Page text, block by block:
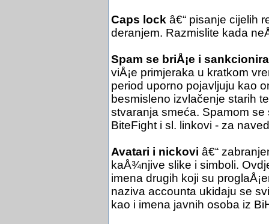
Caps lock â€“ pisanje cijelih
deranjem. Razmislite kada
Spam se briÅ¡e i sankcionira
viÅ¡e primjeraka u kratkom
period uporno pojavljuju kao
besmisleno izvlačenje starih
stvaranja smeća. Spamom
BiteFight i sl. linkovi - za
Avatari i nickovi â€“
kaÅ¾njive slike i simboli.
imena drugih koji su
naziva accounta ukidaju se
kao i imena javnih osoba iz